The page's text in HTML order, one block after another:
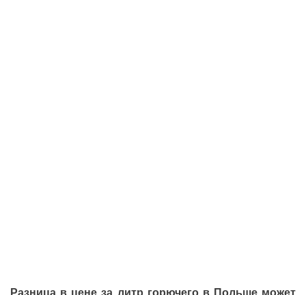
Разница в цене за литр горючего в Польше может